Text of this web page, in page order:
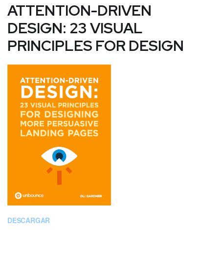
ATTENTION-DRIVEN
DESIGN: 23 VISUAL
PRINCIPLES FOR DESIGN
DESCARGAR